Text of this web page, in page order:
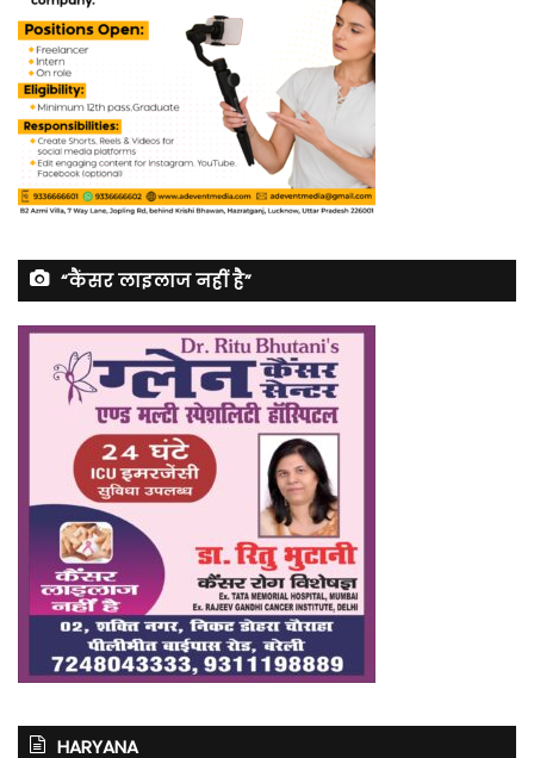
“कैंसर लाइलाज नहीं है”
HARYANA